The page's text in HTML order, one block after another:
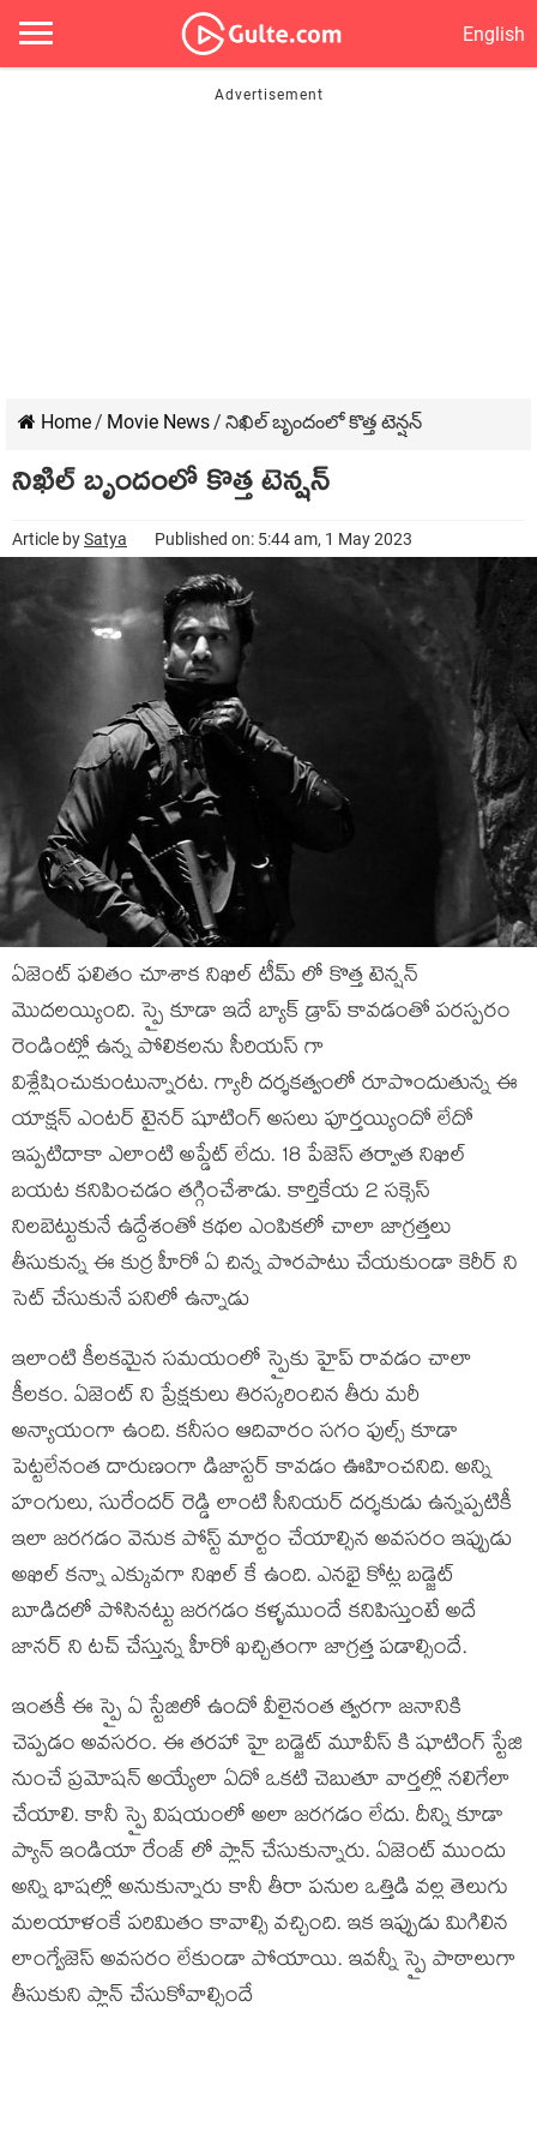
English
Home/ Movie News/ నిఖిల్ బృందంలో కొత్త టెన్షన్
నిఖిల్ బృందంలో కొత్త టెన్షన్
Article bySatya Published on: 5:44 am, 1 May 2023
ఏజెంట్ ఫలితం చూశాక నిఖిల్ టీమ్ లో కొత్త టెన్షన్
మొదలయ్యింది. స్పై కూడా ఇదే బ్యాక్ డ్రాప్ కావడంతో పరస్పరం
రెండింట్లో ఉన్న పోలికలను సీరియస్ గా
విశ్లేషించుకుంటున్నారట. గ్యారీ దర్శకత్వంలో రూపొందుతున్న ఈ
యాక్షన్ ఎంటర్ టైనర్ షూటింగ్ అసలు పూర్తయ్యిందో లేదో
ఇప్పటిదాకా ఎలాంటి అప్డేట్ లేదు. 18 పేజెస్ తర్వాత నిఖిల్
బయట కనిపించడం తగ్గించేశాడు. కార్తికేయ 2 సక్సెస్
నిలబెట్టుకునే ఉద్దేశంతో కథల ఎంపికలో చాలా జాగ్రత్తలు
తీసుకున్న ఈ కుర్ర హీరో ఏ చిన్న పొరపాటు చేయకుండా కెరీర్ ని
సెట్ చేసుకునే పనిలో ఉన్నాడు
ఇలాంటి కీలకమైన సమయంలో స్పైకు హైప్ రావడం చాలా
కీలకం. ఏజెంట్ ని ప్రేక్షకులు తిరస్కరించిన తీరు మరీ
అన్యాయంగా ఉంది. కనీసం ఆదివారం సగం ఫుల్స్ కూడా
పెట్టలేనంత దారుణంగా డిజాస్టర్ కావడం ఊహించనిది. అన్ని
హంగులు, సురేందర్ రెడ్డి లాంటి సీనియర్ దర్శకుడు ఉన్నప్పటికీ
ఇలా జరగడం వెనుక పోస్ట్ మార్టం చేయాల్సిన అవసరం ఇప్పుడు
అఖిల్ కన్నా ఎక్కువగా నిఖిల్ కే ఉంది. ఎనభై కోట్ల బడ్జెట్
బూడిదలో పోసినట్టు జరగడం కళ్ళముందే కనిపిస్తుంటే అదే
జానర్ ని టచ్ చేస్తున్న హీరో ఖచ్చితంగా జాగ్రత్త పడాల్సిందే.
ఇంతకీ ఈ స్పై ఏ స్టేజిలో ఉందో వీలైనంత త్వరగా జనానికి
చెప్పడం అవసరం. ఈ తరహా హై బడ్జెట్ మూవీస్ కి షూటింగ్ స్టేజి
నుంచే ప్రమోషన్ అయ్యేలా ఏదో ఒకటి చెబుతూ వార్తల్లో నలిగేలా
చేయాలి. కానీ స్పై విషయంలో అలా జరగడం లేదు. దీన్ని కూడా
ప్యాన్ ఇండియా రేంజ్ లో ప్లాన్ చేసుకున్నారు. ఏజెంట్ ముందు
అన్ని భాషల్లో అనుకున్నారు కానీ తీరా పనుల ఒత్తిడి వల్ల తెలుగు
మలయాళంకే పరిమితం కావాల్సి వచ్చింది. ఇక ఇప్పుడు మిగిలిన
లాంగ్వేజెస్ అవసరం లేకుండా పోయాయి. ఇవన్నీ స్పై పాఠాలుగా
తీసుకుని ప్లాన్ చేసుకోవాల్సిందే